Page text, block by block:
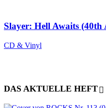
Slayer: Hell Awaits
CD & Vinyl
DAS AKTUELLE HEFT